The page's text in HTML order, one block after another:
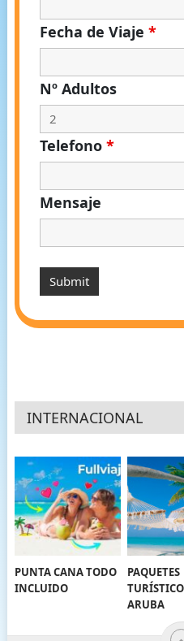
Fecha de Viaje *
Nº Adultos
Telefono *
Mensaje
INTERNACIONAL
PUNTA CANA TODO
INCLUIDO
PAQUETES
ARUBA